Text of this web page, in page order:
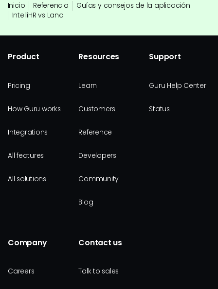
Inicio Referencia
Guías y consejos de la aplicación
IntelliHR vs Lano
Product
Pricing
How Guru works
Integrations
All features
All solutions
Resources
Learn
Customers
Reference
Developers
Community
Blog
Support
Guru Help Center
Status
Company
Careers
Contact us
Talk to sales